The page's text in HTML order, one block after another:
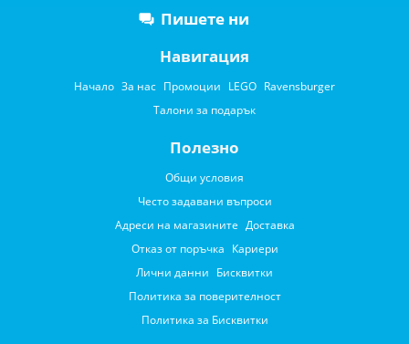
Пишете ни
Навигация
Начало За нас Промоции LEGO Ravensburger
Талони за подарък
Полезно
Общи условия
Често задавани въпроси
Адреси на магазините Доставка
Отказ от поръчка Кариери
Лични данни Бисквитки
Политика за поверителност
Политика за Бисквитки